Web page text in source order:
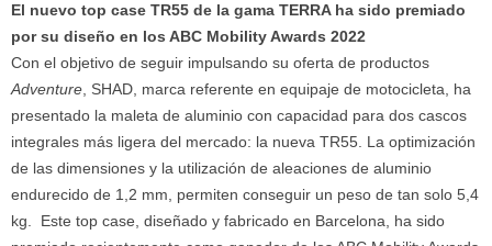
El nuevo top case TR55 de la gama TERRA ha sido premiado
por su diseño en los ABC Mobility Awards 2022
Con el objetivo de seguir impulsando su oferta de productos
Adventure , SHAD, marca referente en equipaje de motocicleta, ha
presentado la maleta de aluminio con capacidad para dos cascos
integrales más ligera del mercado: la nueva TR55. La optimización
de las dimensiones y la utilización de aleaciones de aluminio
endurecido de 1,2 mm, permiten conseguir un peso de tan solo 5,4
kg. Este top case, diseñado y fabricado en Barcelona, ha sido